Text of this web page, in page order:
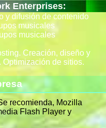
Enterprises:
y difusión de contenido
musicales
musicales
Creación, diseño y
de sitios.
recomienda, Mozilla
Flash Player y